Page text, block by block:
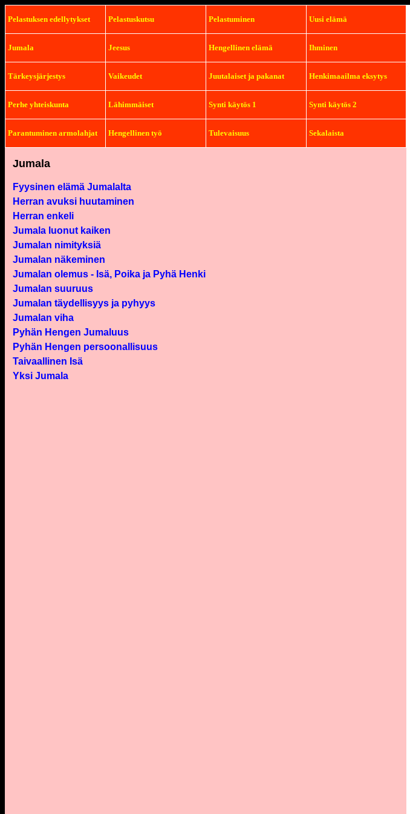
Pelastuksen edellytykset Pelastuskutsu Pelastuminen Uusi elämä
Jumala Jeesus Hengellinen elämä Ihminen
Tärkeysjärjestys Vaikeudet Juutalaiset ja pakanat Henkimaailma eksytys
Perhe yhteiskunta Lähimmäiset Synti käytös 1 Synti käytös 2
Parantuminen armolahjat Hengellinen työ Tulevaisuus Sekalaista
Jumala
Fyysinen elämä Jumalalta
Herran avuksi huutaminen
Herran enkeli
Jumala luonut kaiken
Jumalan nimityksiä
Jumalan näkeminen
Jumalan olemus - Isä, Poika ja Pyhä Henki
Jumalan suuruus
Jumalan täydellisyys ja pyhyys
Jumalan viha
Pyhän Hengen Jumaluus
Pyhän Hengen persoonallisuus
Taivaallinen Isä
Yksi Jumala